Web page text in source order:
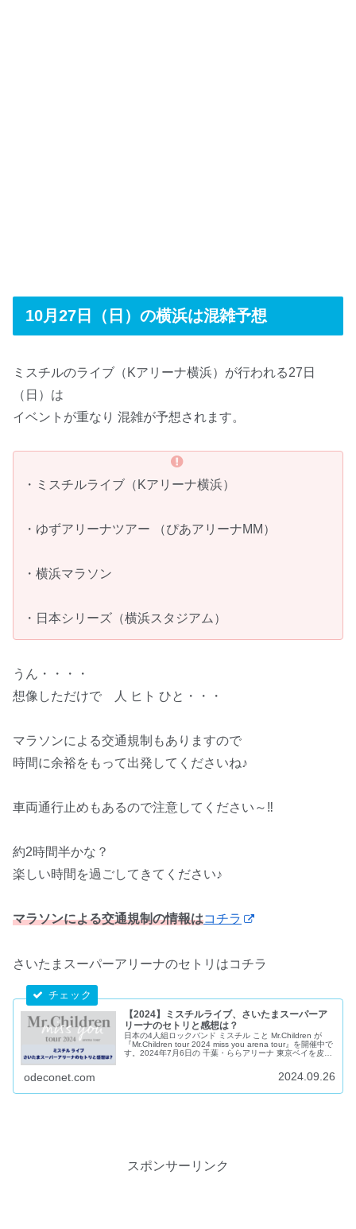
10月27日（日）の横浜は混雑予想
ミスチルのライブ（Kアリーナ横浜）が行われる27日
（日）は
イベントが重なり 混雑が予想されます。
・ミスチルライブ（Kアリーナ横浜）
・ゆずアリーナツアー （ぴあアリーナMM）
・横浜マラソン
・日本シリーズ（横浜スタジアム）
うん・・・・
想像しただけで 人 ヒト ひと・・・
マラソンによる交通規制もありますので
時間に余裕をもって出発してくださいね♪
車両通行止めもあるので注意してください～‼
約2時間半かな？
楽しい時間を過ごしてきてください♪
マラソンによる交通規制の情報はコチラ
さいたまスーパーアリーナのセトリはコチラ
【2024】ミスチルライブ、さいたまスーパーア
リーナのセトリと感想は？
日本の4人組ロックバンド ミスチル こと Mr.Children が
『Mr.Children tour 2024 miss you arena tour』を開催中で
す。2024年7月6日の 千葉・ららアリーナ 東京ベイを皮切
演も発表されました。今回はそんなミスチルのライブさい
たまスーパーアリーナ公演のセトリとみんなの感想をチェ
odeconet.com 2024.09.26
スポンサーリンク